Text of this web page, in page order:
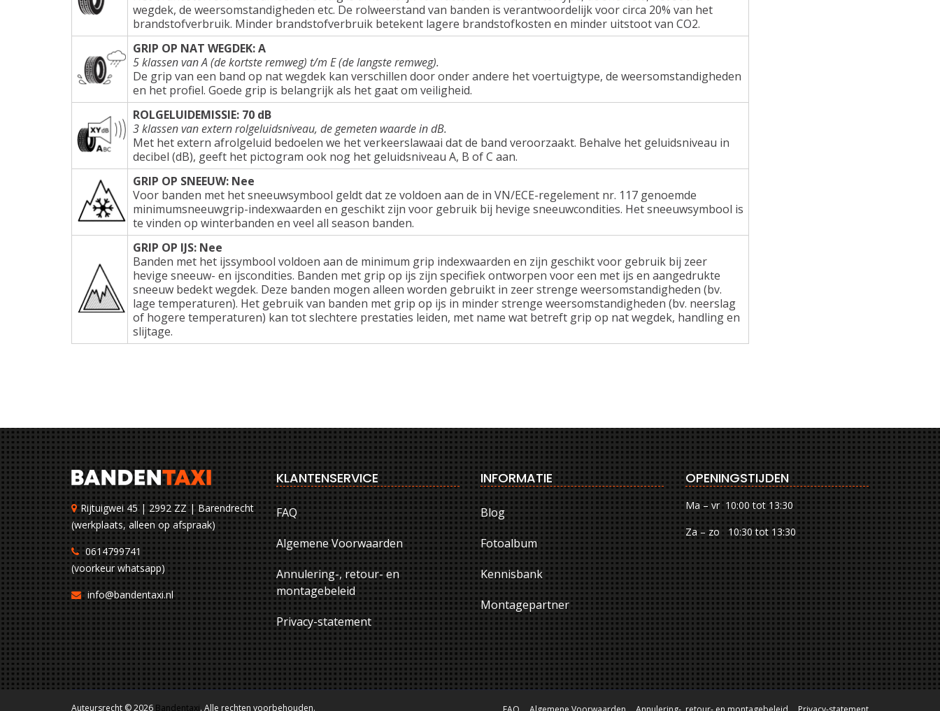
wegdek, de weersomstandigheden etc. De rolweerstand van banden is verantwoordelijk voor circa 20% van het
brandstofverbruik. Minder brandstofverbruik betekent lagere brandstofkosten en minder uitstoot van CO2.
GRIP OP NAT WEGDEK: A
5 klassen van A (de kortste remweg) t/m E (de langste remweg).
De grip van een band op nat wegdek kan verschillen door onder andere het voertuigtype, de weersomstandigheden
en het profiel. Goede grip is belangrijk als het gaat om veiligheid.
ROLGELUIDEMISSIE: 70 dB
3 klassen van extern rolgeluidsniveau, de gemeten waarde in dB.
Met het extern afrolgeluid bedoelen we het verkeerslawaai dat de band veroorzaakt. Behalve het geluidsniveau in
decibel (dB), geeft het pictogram ook nog het geluidsniveau A, B of C aan.
GRIP OP SNEEUW: Nee
Voor banden met het sneeuwsymbool geldt dat ze voldoen aan de in VN/ECE-regelement nr. 117 genoemde
minimumsneeuwgrip-indexwaarden en geschikt zijn voor gebruik bij hevige sneeuwcondities. Het sneeuwsymbool is
te vinden op winterbanden en veel all season banden.
GRIP OP IJS: Nee
Banden met het ijssymbool voldoen aan de minimum grip indexwaarden en zijn geschikt voor gebruik bij zeer
hevige sneeuw- en ijscondities. Banden met grip op ijs zijn specifiek ontworpen voor een met ijs en aangedrukte
sneeuw bedekt wegdek. Deze banden mogen alleen worden gebruikt in zeer strenge weersomstandigheden (bv.
lage temperaturen). Het gebruik van banden met grip op ijs in minder strenge weersomstandigheden (bv. neerslag
of hogere temperaturen) kan tot slechtere prestaties leiden, met name wat betreft grip op nat wegdek, handling en
slijtage.
Rijtuigwei 45 | 2992 ZZ | Barendrecht
(werkplaats, alleen op afspraak)
0614799741
(voorkeur whatsapp)
info@bandentaxi.nl
KLANTENSERVICE
FAQ
Algemene Voorwaarden
Annulering-, retour- en
montagebeleid
Privacy-statement
INFORMATIE
Blog
Fotoalbum
Kennisbank
Montagepartner
OPENINGSTIJDEN
Ma – vr 10:00 tot 13:30
Za – zo 10:30 tot 13:30
Auteursrecht © 2026 Bandentaxi. Alle rechten voorbehouden.